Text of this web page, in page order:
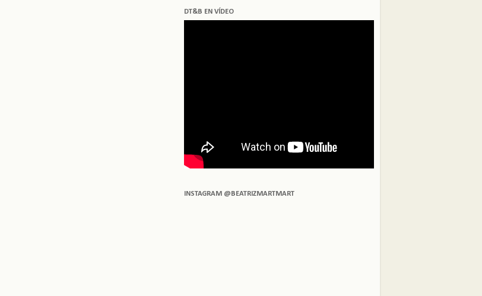
DT&B EN VÍDEO
INSTAGRAM @BEATRIZMARTMART